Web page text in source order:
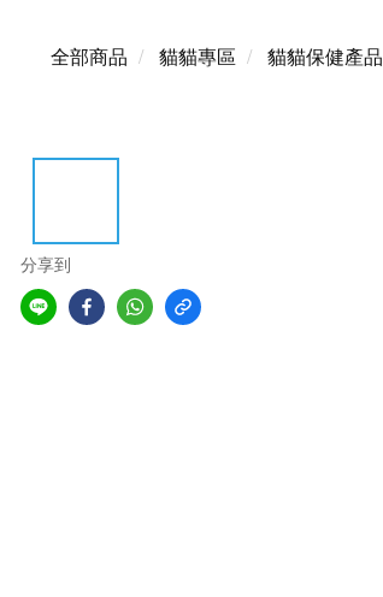
全部商品 貓貓專區 貓貓保健產品
分享到